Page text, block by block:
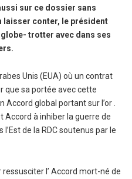
sur ce dossier sans
laisser conter, le président
trotter avec dans ses
Unis (EUA) où un contrat
que sa portée avec cette
Accord global portant sur l’or .
Accord à inhiber la guerre de
de la RDC soutenus par le
l’ Accord mort-né de